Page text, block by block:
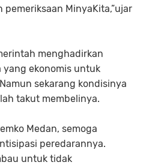
MinyaKita,”ujar
menghadirkan
yang ekonomis untuk
sekarang kondisinya
takut membelinya.
Medan, semoga
peredarannya.
untuk tidak